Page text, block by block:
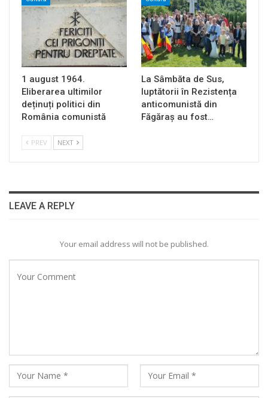
1 august 1964.
Eliberarea ultimilor
deținuți politici din
România comunistă
La Sâmbăta de Sus,
luptătorii în Rezistența
anticomunistă din
Făgăraș au fost…
PREV NEXT
LEAVE A REPLY
Your email address will not be published.